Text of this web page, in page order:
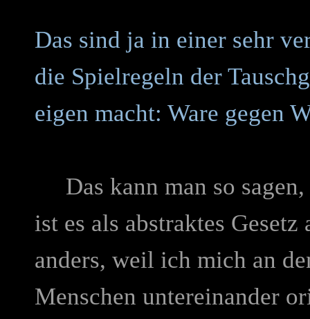
Das sind ja in einer sehr
die Spielregeln der
eigen macht: Ware gegen
Das kann man so
ist es als abstraktes
anders, weil ich mich an
Menschen untereinander